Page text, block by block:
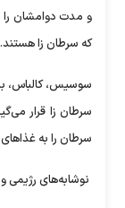
و مدت دوامشان را
که سرطان زا هستند.
سوسیس، کالباس،
سرطان زا قرار
سرطان را به
نوشابه‌های رژیمی و